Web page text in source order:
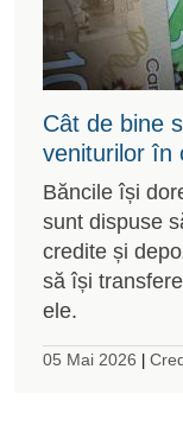
Cât de bine
veniturilor în
Băncile își
sunt dispuse
credite și
să își
ele.
05 Mai 2026